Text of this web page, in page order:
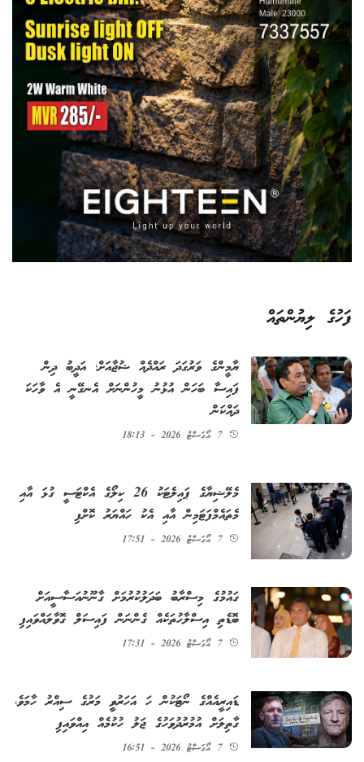
ފަހުގެ ލިޔުންތައް
ޔާމީންގެ ވަރުގަދަ ރައްދެއް ޝުޖާއަށް؛ އަދީބު ދިން
ފައިސާ ބަހަން އުޅުނު މީހުންނަށް އެނގޭނީ އެ ވާހަކަ
ދައްކަން
7 އޯގަސްޓު 2026 - 18:13
މެލޭޝިޔާގެ ޕައިލެޓަކު 26 ކިލޯގެ އެކްޓަސީ ގުޅަ އާއި
މެތައެމްފަޓަމިން އާއި އެކު ހައްޔަރު ކޮށްފި
7 އޯގަސްޓު 2026 - 17:51
ގައުމުގެ މިސްރާބު ބަދަލުކުރުމަށް ގާނޫނުއަސާސީއަށް
ބޮޑެތި އިސްލާހުތަކެއް ގެންނަން ފައިސަލް ގޮވާލައްވައިފި
7 އޯގަސްޓު 2026 - 17:31
ޑައިރީއެއްގެ ނޯޓަކުން ހަ އަހަރުވީ މަރުގެ ސިއްރު ހާމަވެ،
ގާތިލަށް އުމުރުދުވަހުގެ ޖަލު ހުކުމެއް އިއްވައިފި
7 އޯގަސްޓު 2026 - 16:51